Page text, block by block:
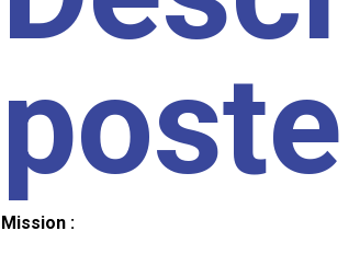
poste
Mission :